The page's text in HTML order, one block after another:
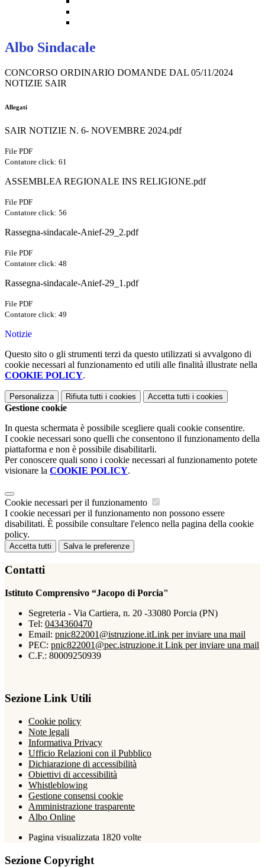
Albo Sindacale
CONCORSO ORDINARIO DOMANDE DAL 05/11/2024
NOTIZIE SAIR
Allegati
SAIR NOTIZIE N. 6- NOVEMBRE 2024.pdf
File PDF
Contatore click: 61
ASSEMBLEA REGIONALE INS RELIGIONE.pdf
File PDF
Contatore click: 56
Rassegna-sindacale-Anief-29_2.pdf
File PDF
Contatore click: 48
Rassegna-sindacale-Anief-29_1.pdf
File PDF
Contatore click: 49
Notizie
Questo sito o gli strumenti terzi da questo utilizzati si avvalgono di
cookie necessari al funzionamento ed utili alle finalità illustrate nella
COOKIE POLICY.
Personalizza Rifiuta tutti i cookies Accetta tutti i cookies
Gestione cookie
In questa schermata è possibile scegliere quali cookie consentire.
I cookie necessari sono quelli che consentono il funzionamento della
piattaforma e non è possibile disabilitarli.
Per conoscere quali sono i cookie necessari al funzionamento potete
visionare la COOKIE POLICY.
Cookie necessari per il funzionamento
I cookie necessari per il funzionamento non possono essere
disabilitati. È possibile consultare l'elenco nella pagina della cookie
policy.
Accetta tutti Salva le preferenze
Contatti
Istituto Comprensivo “Jacopo di Porcia"
Segreteria - Via Cartiera, n. 20 -33080 Porcia (PN)
Tel: 0434360470
Email: pnic822001@istruzione.itLink per inviare una mail
PEC: pnic822001@pec.istruzione.it Link per inviare una mail
C.F.: 80009250939
Sezione Link Utili
Cookie policy
Note legali
Informativa Privacy
Ufficio Relazioni con il Pubblico
Dichiarazione di accessibilità
Obiettivi di accessibilità
Whistleblowing
Gestione consensi cookie
Amministrazione trasparente
Albo Online
Pagina visualizzata 1820 volte
Sezione Copyright